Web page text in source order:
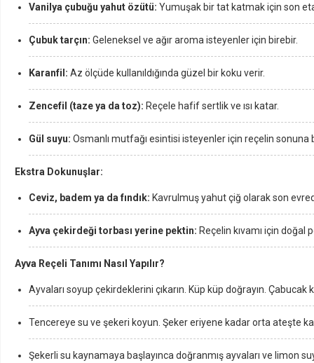
Vanilya çubuğu yahut özütü: Yumuşak bir tat katmak için son
Çubuk tarçın: Geleneksel ve ağır aroma isteyenler için birebir.
Karanfil: Az ölçüde kullanıldığında güzel bir koku verir.
Zencefil (taze ya da toz): Reçele hafif sertlik ve ısı katar.
Gül suyu: Osmanlı mutfağı esintisi isteyenler için reçelin sonuna
Ekstra Dokunuşlar:
Ceviz, badem ya da fındık: Kavrulmuş yahut çiğ olarak son
Ayva çekirdeği torbası yerine pektin: Reçelin kıvamı için doğal
Ayva Reçeli Tanımı Nasıl Yapılır?
Ayvaları soyup çekirdeklerini çıkarın. Küp küp doğrayın.
Tencereye su ve şekeri koyun. Şeker eriyene kadar orta ateşte
Şekerli su kaynamaya başlayınca doğranmış ayvaları ve limon